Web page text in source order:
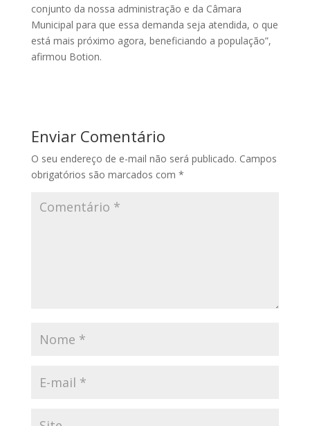
conjunto da nossa administração e da Câmara
Municipal para que essa demanda seja atendida, o que
está mais próximo agora, beneficiando a população”,
afirmou Botion.
Enviar Comentário
O seu endereço de e-mail não será publicado. Campos
obrigatórios são marcados com *